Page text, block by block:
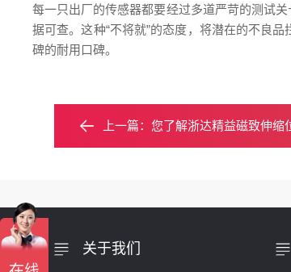
每一只出厂的传感器都要经过多道严苛的测试
据可查。这种“不将就”的态度，将潜在的不良
碑的耐用口碑。
上一篇：您了解浙达精益磁致伸缩
关于我们